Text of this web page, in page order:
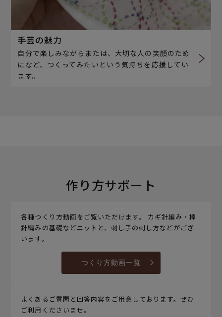
手芸の魅力
自分で楽しみながらまたは、大切な人の笑顔のため
になど、つくってみたいという気持ちを応援してい
ます。
作り方サポート
各種つくり方動画をご覧いただけます。 カギ針編み・棒
針編みの基礎などニットと、刺し子の刺し方などがござ
います。
つくり方動画一覧
よくあるご質問と回答内容をご用意しております。ぜひ
ご利用くださいませ。